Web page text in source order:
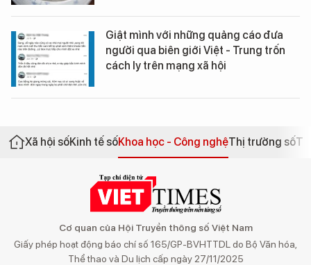
Giật mình với những quảng cáo đưa
người qua biên giới Việt - Trung trốn
cách ly trên mạng xã hội
Xã hội sốKinh tế sốKhoa học - Công nghệThị trường số
Cơ quan của Hội Truyền thông số Việt Nam
Giấy phép hoạt động báo chí số 165/GP-BVHTTDL do Bộ Văn hóa,
Thể thao và Du lịch cấp ngày 27/11/2025